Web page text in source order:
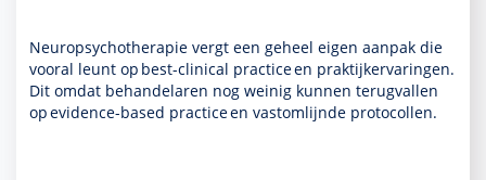
Neuropsycho­thera­pie vergt een geheel eigen aanpak die
vooral leunt op best-clinical practice en prak­tijkervaringen.
Dit omdat behan­delaren nog weinig kunnen terugvallen
op evidence-based practice en vastomlijnde protocollen.